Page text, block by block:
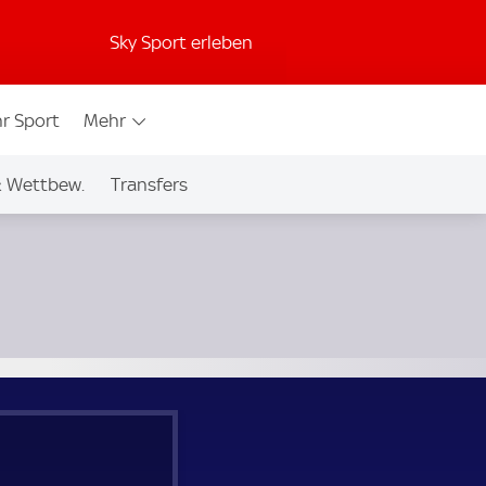
Sky Sport erleben
Sport Mehr
Wettbew. Transfers